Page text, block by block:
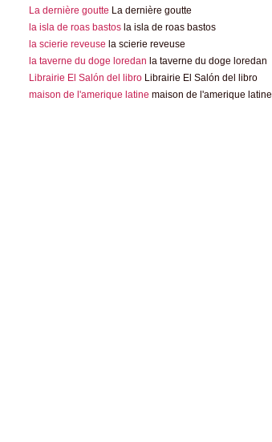
La dernière goutte La dernière goutte
la isla de roas bastos la isla de roas bastos
la scierie reveuse la scierie reveuse
la taverne du doge loredan la taverne du doge loredan
Librairie El Salón del libro Librairie El Salón del libro
maison de l'amerique latine maison de l'amerique latine